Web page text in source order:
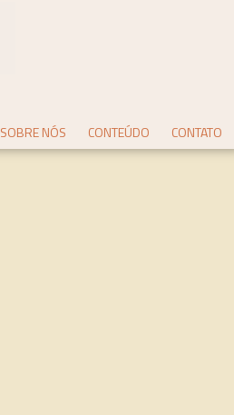
SOBRE NÓS CONTEÚDO CONTATO